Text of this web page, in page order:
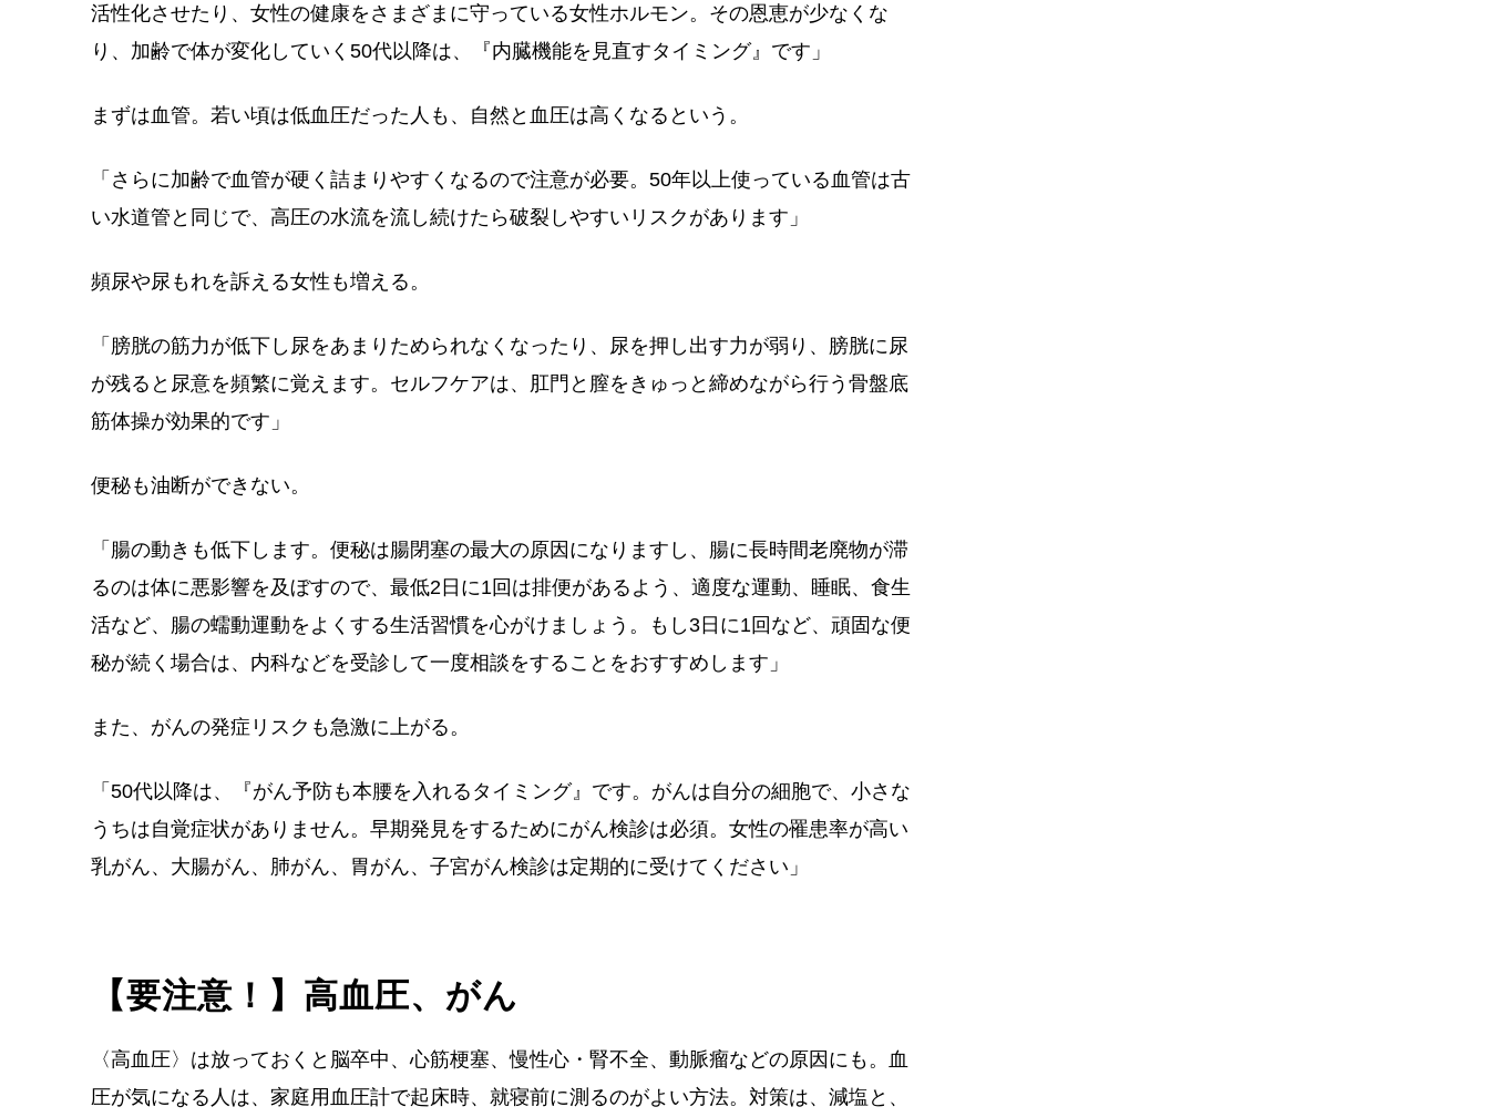
活性化させたり、女性の健康をさまざまに守っている女性ホルモン。その恩恵が少なくな
り、加齢で体が変化していく50代以降は、『内臓機能を見直すタイミング』です」
まずは血管。若い頃は低血圧だった人も、自然と血圧は高くなるという。
「さらに加齢で血管が硬く詰まりやすくなるので注意が必要。50年以上使っている血管は古
い水道管と同じで、高圧の水流を流し続けたら破裂しやすいリスクがあります」
頻尿や尿もれを訴える女性も増える。
「膀胱の筋力が低下し尿をあまりためられなくなったり、尿を押し出す力が弱り、膀胱に尿
が残ると尿意を頻繁に覚えます。セルフケアは、肛門と膣をきゅっと締めながら行う骨盤底
筋体操が効果的です」
便秘も油断ができない。
「腸の動きも低下します。便秘は腸閉塞の最大の原因になりますし、腸に長時間老廃物が滞
るのは体に悪影響を及ぼすので、最低2日に1回は排便があるよう、適度な運動、睡眠、食生
活など、腸の蠕動運動をよくする生活習慣を心がけましょう。もし3日に1回など、頑固な便
秘が続く場合は、内科などを受診して一度相談をすることをおすすめします」
また、がんの発症リスクも急激に上がる。
「50代以降は、『がん予防も本腰を入れるタイミング』です。がんは自分の細胞で、小さな
うちは自覚症状がありません。早期発見をするためにがん検診は必須。女性の罹患率が高い
乳がん、大腸がん、肺がん、胃がん、子宮がん検診は定期的に受けてください」
【要注意！】高血圧、がん
〈高血圧〉は放っておくと脳卒中、心筋梗塞、慢性心・腎不全、動脈瘤などの原因にも。血
圧が気になる人は、家庭用血圧計で起床時、就寝前に測るのがよい方法。対策は、減塩と、